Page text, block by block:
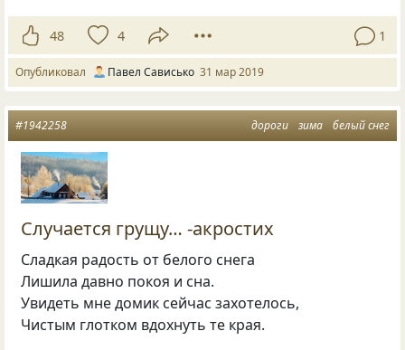
48 4 1
Опубликовал Павел Сависько 31 мар 2019
дороги зима белый снег
#1942258
Случается грущу… -акростих
Сладкая радость от белого снега
Лишила давно покоя и сна.
Увидеть мне домик сейчас захотелось,
Чистым глотком вдохнуть те края.